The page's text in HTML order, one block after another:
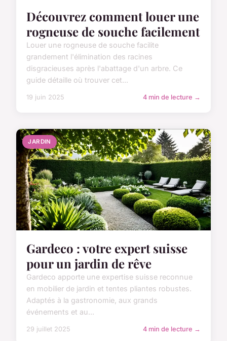
Découvrez comment louer une
rogneuse de souche facilement
Louer une rogneuse de souche facilite
grandement l'élimination des racines
disgracieuses après l'abattage d'un arbre. Ce
guide détaille où trouver cet...
19 juin 2025 4 min de lecture →
JARDIN
Gardeco : votre expert suisse
pour un jardin de rêve
Gardeco apporte une expertise suisse reconnue
en mobilier de jardin et tentes pliantes robustes.
Adaptés à la gastronomie, aux grands
événements et au...
29 juillet 2025 4 min de lecture →